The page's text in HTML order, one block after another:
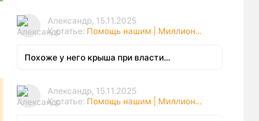
Александр, 15.11.2025
К статье: Помощь нашим | Миллион...
Похоже у него крыша при власти...
Александр, 15.11.2025
К статье: Помощь нашим | Миллион...